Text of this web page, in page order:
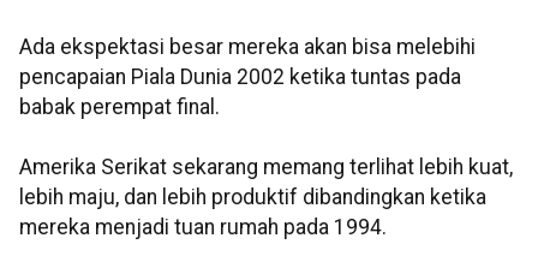
Ada ekspektasi besar mereka akan bisa melebihi
pencapaian Piala Dunia 2002 ketika tuntas pada
babak perempat final.
Amerika Serikat sekarang memang terlihat lebih kuat,
lebih maju, dan lebih produktif dibandingkan ketika
mereka menjadi tuan rumah pada 1994.